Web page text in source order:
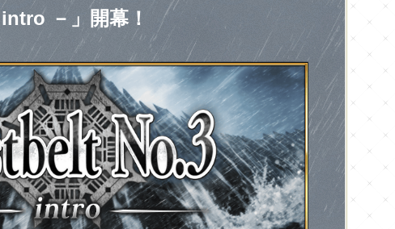
－」開幕！